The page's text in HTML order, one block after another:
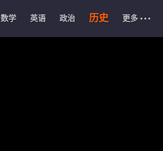
数学 英语 政治 历史 更多